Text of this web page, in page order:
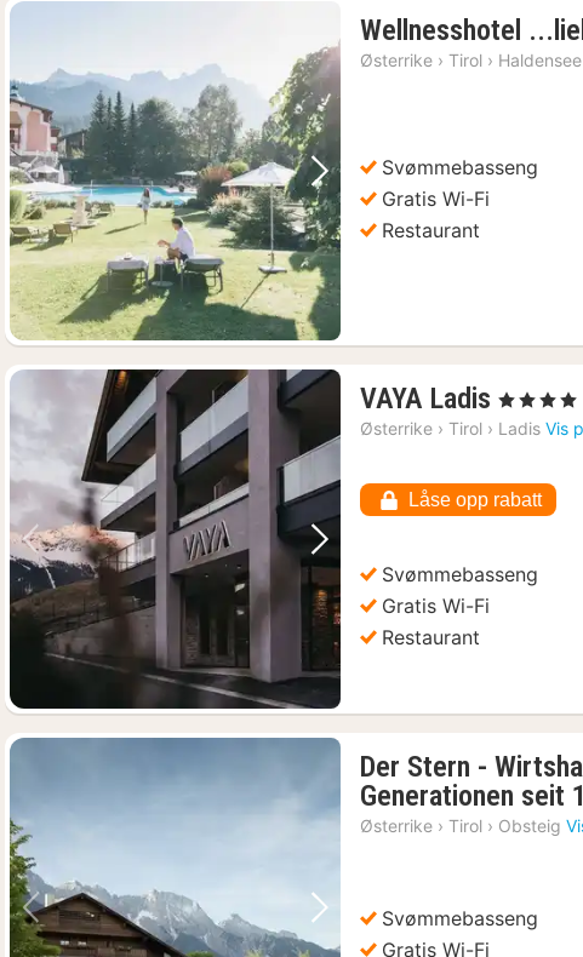
Forrige bilde Neste bilde
Wellnesshotel
Østerrike › Tirol › Haldensee
Svømmebasseng
Gratis Wi-Fi
Restaurant
Forrige bilde Neste bilde
VAYA Ladis 1
natt
2235
kr.
, 4 Stjerner
Østerrike › Tirol › Ladis Vis
Låse opp rabatt
Svømmebasseng
Gratis Wi-Fi
Restaurant
Forrige bilde Neste bilde
Der Stern -
Generationen seit
Østerrike › Tirol › Obsteig
Svømmebasseng
Gratis Wi-Fi